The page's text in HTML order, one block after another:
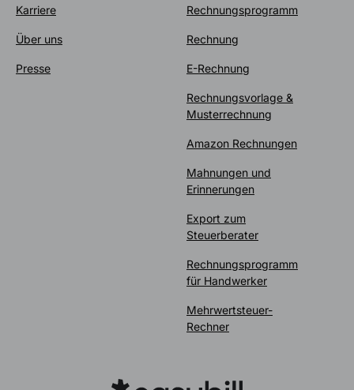
Karriere
Über uns
Presse
Rechnungsprogramm
Rechnung
E-Rechnung
Rechnungsvorlage &
Musterrechnung
Amazon Rechnungen
Mahnungen und
Erinnerungen
Export zum
Steuerberater
Rechnungsprogramm
für Handwerker
Mehrwertsteuer-
Rechner